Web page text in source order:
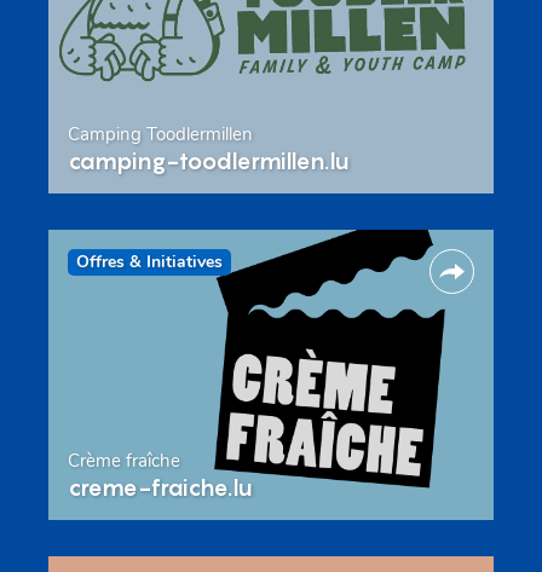
Camping Toodlermillen
camping-toodlermillen.lu
Offres & Initiatives
Crème fraîche
creme-fraiche.lu